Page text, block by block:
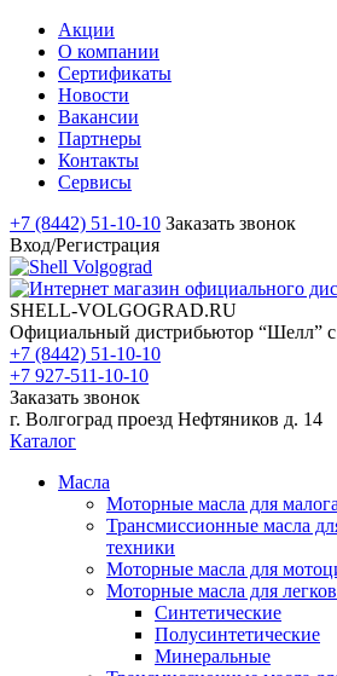
Акции
О компании
Сертификаты
Новости
Вакансии
Партнеры
Контакты
Сервисы
+7 (8442) 51-10-10 Заказать звонок
Вход/Регистрация
SHELL-VOLGOGRAD.RU
Официальный дистрибьютор “Шелл” с
+7 (8442) 51-10-10
+7 927-511-10-10
Заказать звонок
г. Волгоград проезд Нефтяников д. 14
Каталог
Масла
Моторные масла для
Трансмиссионные масла
техники
Моторные масла для
Моторные масла для
Синтетические
Полусинтетические
Минеральные